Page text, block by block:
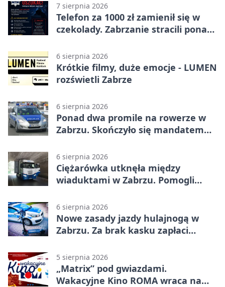
7 sierpnia 2026
Telefon za 1000 zł zamienił się w
czekolady. Zabrzanie stracili ponad
6 sierpnia 2026
Krótkie filmy, duże emocje - LUMEN
rozświetli Zabrze
6 sierpnia 2026
Ponad dwa promile na rowerze w
Zabrzu. Skończyło się mandatem
6 sierpnia 2026
Ciężarówka utknęła między
wiaduktami w Zabrzu. Pomogli
6 sierpnia 2026
Nowe zasady jazdy hulajnogą w
Zabrzu. Za brak kasku zapłaci
5 sierpnia 2026
„Matrix” pod gwiazdami.
Wakacyjne Kino ROMA wraca na